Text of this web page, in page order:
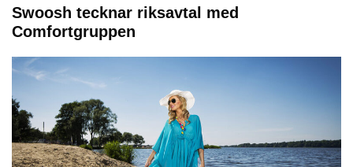
Swoosh tecknar riksavtal med
Comfortgruppen